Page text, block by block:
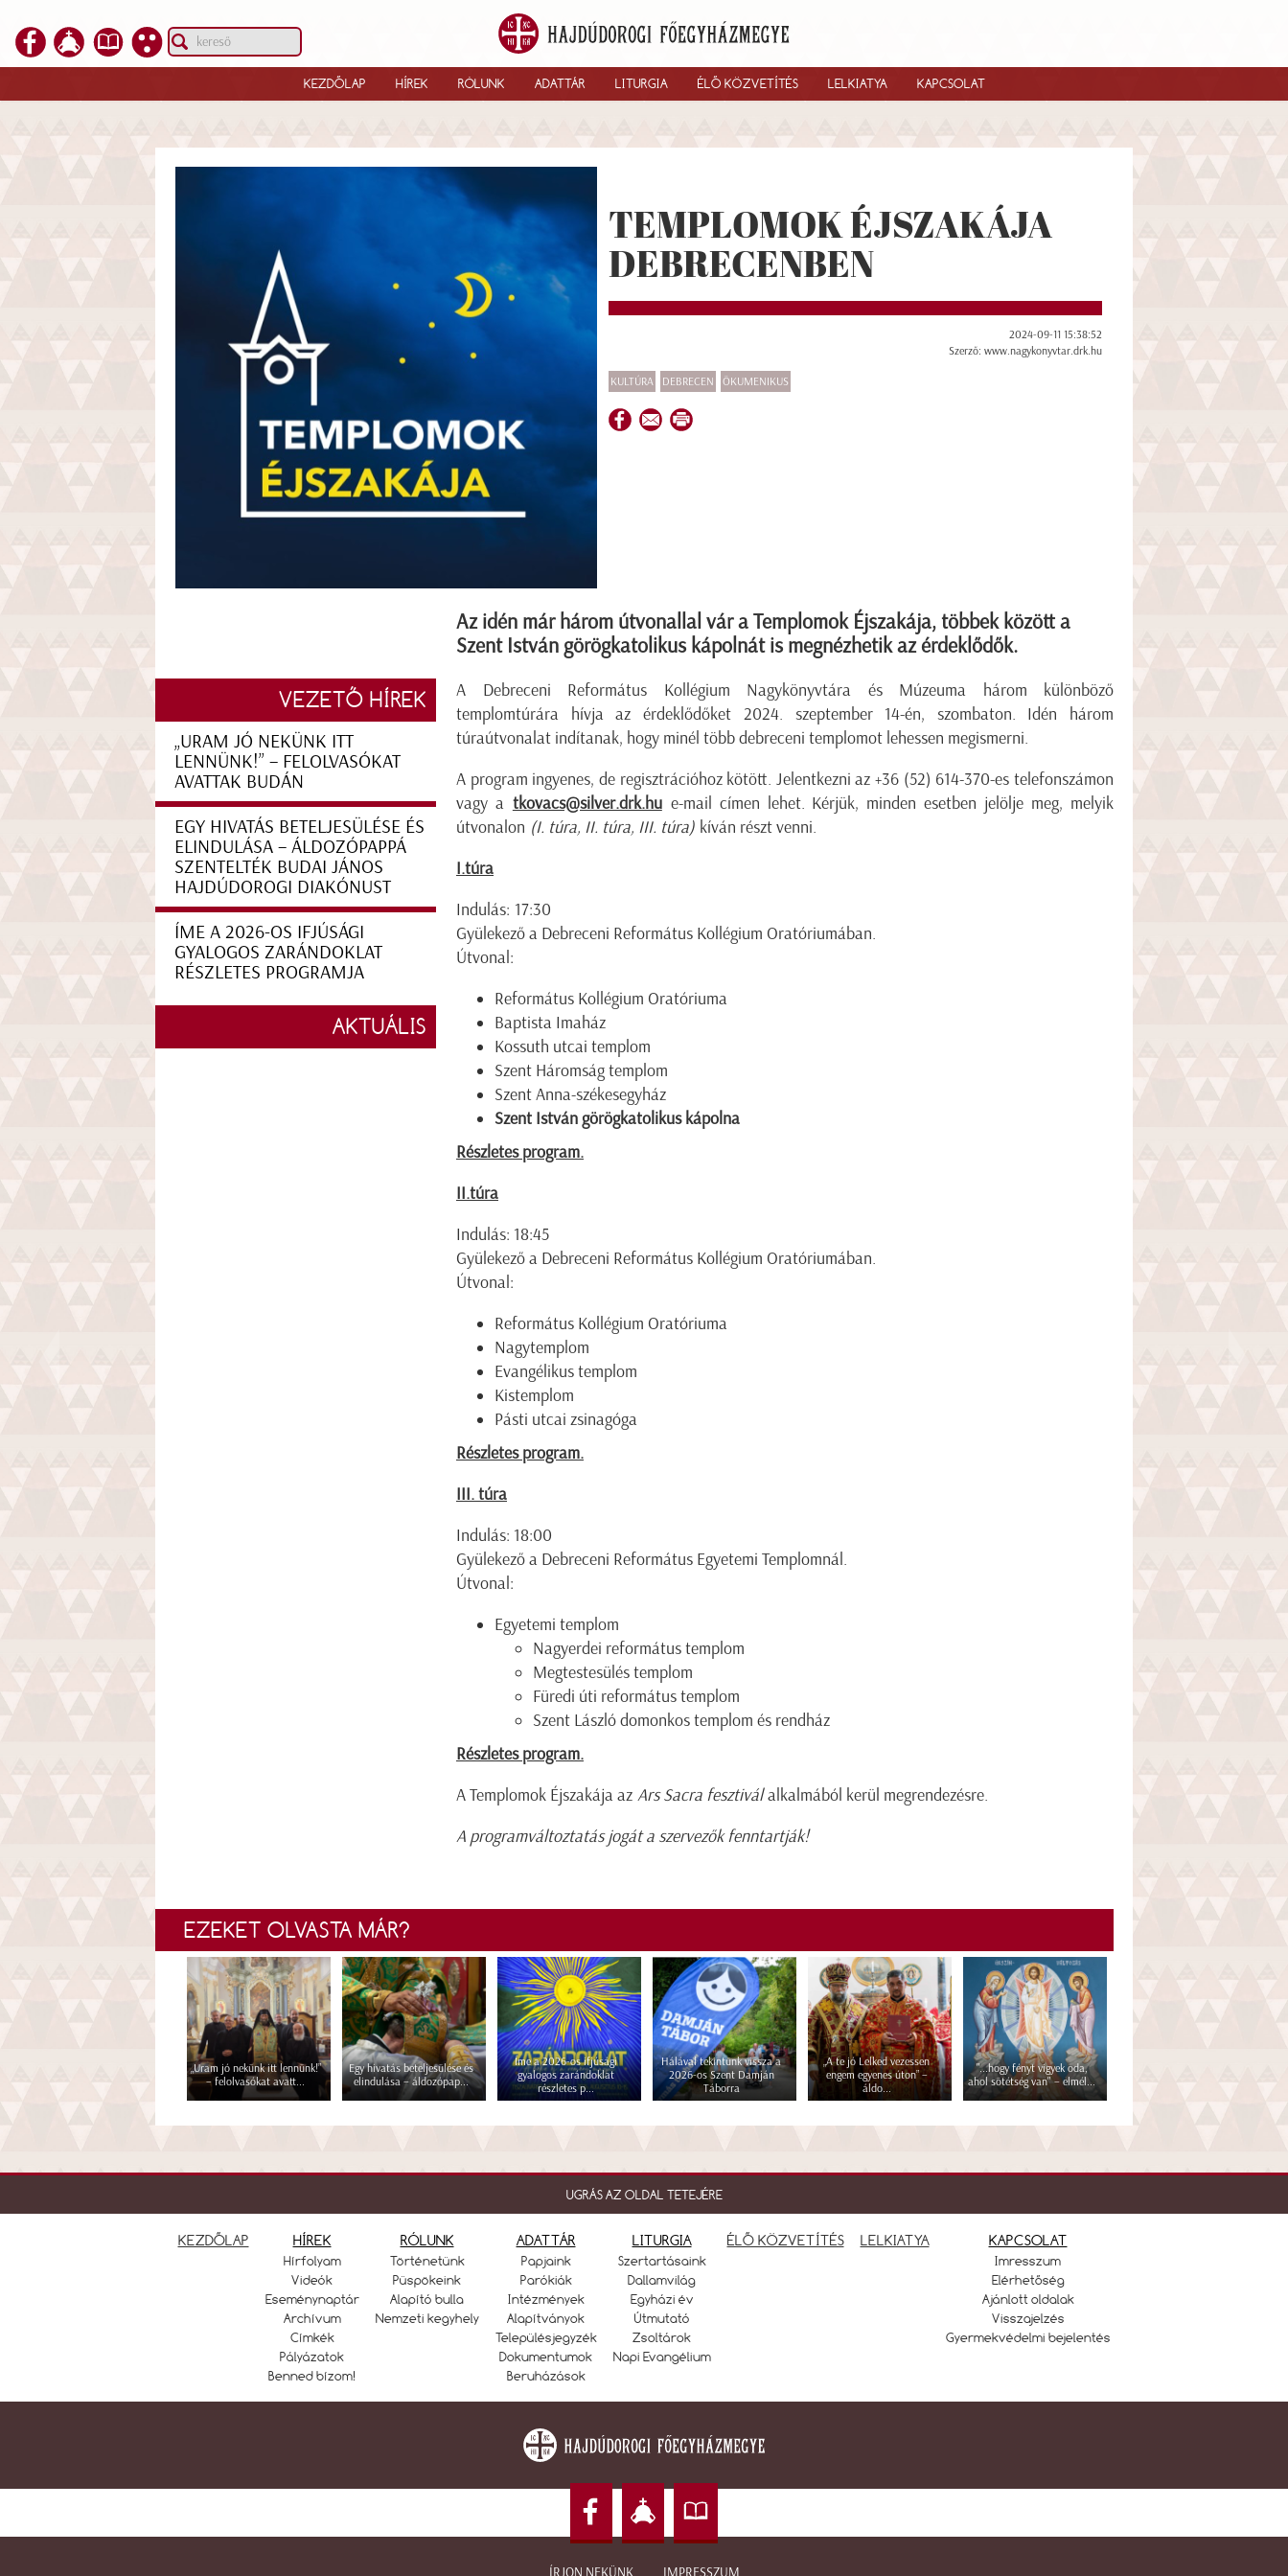
KEZDŐLAP HÍREK RÓLUNK ADATTÁR LITURGIA ÉLŐ KÖZVETÍTÉS LELKIATYA KAPCSOLAT
TEMPLOMOK ÉJSZAKÁJA
DEBRECENBEN
2024-09-11 15:38:52
Szerző: www.nagykonyvtar.drk.hu
KULTÚRA DEBRECEN ÖKUMENIKUS
Az idén már három útvonallal vár a Templomok Éjszakája, többek között a
Szent István görögkatolikus kápolnát is megnézhetik az érdeklődők.
A Debreceni Református Kollégium Nagykönyvtára és Múzeuma három különböző
templomtúrára hívja az érdeklődőket 2024. szeptember 14-én, szombaton. Idén három
túraútvonalat indítanak, hogy minél több debreceni templomot lehessen megismerni.
A program ingyenes, de regisztrációhoz kötött. Jelentkezni az +36 (52) 614-370-es telefonszámon
vagy a tkovacs@silver.drk.hue-mail címen lehet. Kérjük, minden esetben jelölje meg, melyik
útvonalon (I. túra, II. túra, III. túra) kíván részt venni.
I.túra
Indulás: 17:30
Gyülekező a Debreceni Református Kollégium Oratóriumában.
Útvonal:
Református Kollégium Oratóriuma
Baptista Imaház
Kossuth utcai templom
Szent Háromság templom
Szent Anna-székesegyház
Szent István görögkatolikus kápolna
Részletes program.
II.túra
Indulás: 18:45
Gyülekező a Debreceni Református Kollégium Oratóriumában.
Útvonal:
Református Kollégium Oratóriuma
Nagytemplom
Evangélikus templom
Kistemplom
Pásti utcai zsinagóga
Részletes program.
III. túra
Indulás: 18:00
Gyülekező a Debreceni Református Egyetemi Templomnál.
Útvonal:
Egyetemi templom
Nagyerdei református templom
Megtestesülés templom
Füredi úti református templom
Szent László domonkos templom és rendház
Részletes program.
A Templomok Éjszakája az Ars Sacra fesztiválalkalmából kerül megrendezésre.
A programváltoztatás jogát a szervezők fenntartják!
VEZETŐ HÍREK
„URAM JÓ NEKÜNK ITT
LENNÜNK!” – FELOLVASÓKAT
AVATTAK BUDÁN
EGY HIVATÁS BETELJESÜLÉSE ÉS
ELINDULÁSA – ÁLDOZÓPAPPÁ
SZENTELTÉK BUDAI JÁNOS
HAJDÚDOROGI DIAKÓNUST
ÍME A 2026-OS IFJÚSÁGI
GYALOGOS ZARÁNDOKLAT
RÉSZLETES PROGRAMJA
AKTUÁLIS
EZEKET OLVASTA MÁR?
„Uram jó nekünk itt lennünk!”
– felolvasókat avatt...
Egy hivatás beteljesülése és
elindulása – áldozópap...
Íme a 2026-os ifjúsági
gyalogos zarándoklat
részletes p...
Hálával tekintünk vissza a
2026-os Szent Damján
Táborra
„A te jó Lelked vezessen
engem egyenes úton” –
áldo...
"...hogy fényt vigyek oda,
ahol sötétség van" – elmél...
UGRÁS AZ OLDAL TETEJÉRE
KEZDŐLAP HÍREK
Hírfolyam
Videók
Eseménynaptár
Archívum
Címkék
Pályázatok
Benned bízom!
RÓLUNK
Történetünk
Püspökeink
Alapító bulla
Nemzeti kegyhely
ADATTÁR
Papjaink
Parókiák
Intézmények
Alapítványok
Településjegyzék
Dokumentumok
Beruházások
LITURGIA
Szertartásaink
Dallamvilág
Egyházi év
Útmutató
Zsoltárok
Napi Evangélium
ÉLŐ KÖZVETÍTÉS LELKIATYA KAPCSOLAT
Imresszum
Elérhetőség
Ajánlott oldalak
Visszajelzés
Gyermekvédelmi bejelentés